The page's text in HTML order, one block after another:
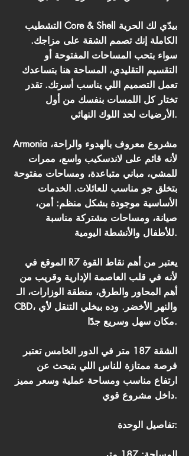
التشطيب Core & Shell بيدّي لك الحرية
الكاملة إنك تصمم الشقة على مزاجك.
سواء بتحب المساحات المفتوحة أو
التقسيم التقليدي، المساحة هنا بتساعدك
تعمل التصميم اللي يناسب أسرتك. تقدر
تختار كل اللمسات بنفسك من أول
الأرضيات لحد اللوك النهائي.
Armonia مشروع معروف بالهدوء والراحة،
لأنه قائم على لاندسكيب واسع، ممرات
للمشي، مباني متباعدة، ومساحات مفتوحة
بتخلق جو مناسب للعائلات. الخدمات
الأساسية موجودة بشكل منظم: أمن،
صيانة، ومساحات مشتركة مناسبة
للأطفال والأنشطة اليومية.
الموقع في R7 يعتبر من أهم نقاط القوة
لأنه في قلب العاصمة الإدارية وقريب من
أهم المحاور والطرق، منطقة الوزارات، الـ
CBD، والنهر الأخضر. وده بيخلي التنقل لأي
مكان سهل وسريع جدًا.
الشقة 187 متر في الدور الخامس تعتبر
فرصة ممتازة للناس اللي بتبحث عن
ارتفاع مناسب ومساحة عملية وسعر مميز
داخل مشروع قوي.
تفاصيل الوحدة: